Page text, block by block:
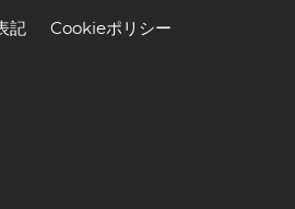
記 Cookieポリシー